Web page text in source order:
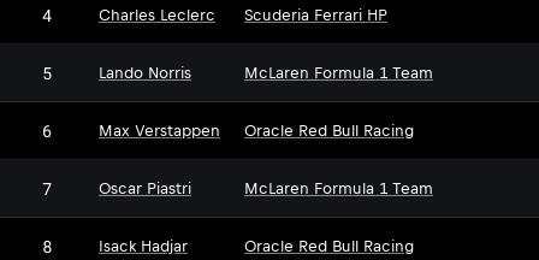
4 Charles Leclerc Scuderia Ferrari HP
5 Lando Norris McLaren Formula 1 Team
6 Max Verstappen Oracle Red Bull Racing
7 Oscar Piastri McLaren Formula 1 Team
8 Isack Hadjar Oracle Red Bull Racing